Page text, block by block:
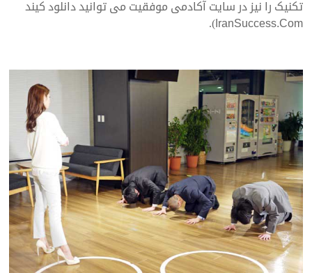
تکنیک را نیز در سایت آکادمی موفقیت می توانید دانلود کیند
IranSuccess.Com
).